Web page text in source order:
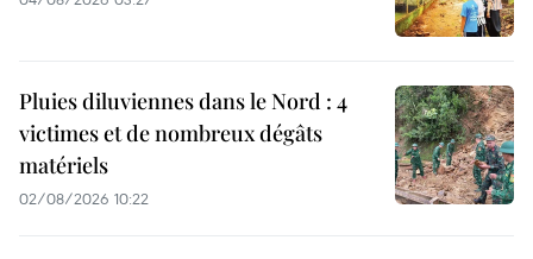
Pluies diluviennes dans le Nord : 4
victimes et de nombreux dégâts
matériels
02/08/2026 10:22